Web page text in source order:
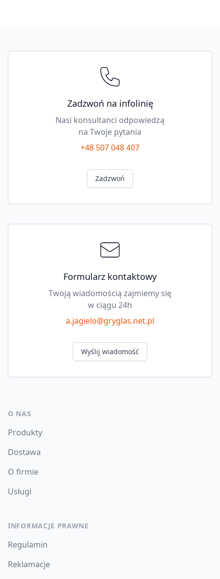
Zadzwoń na infolinię
Nasi konsultanci odpowiedzą
na Twoje pytania
+48 507 048 407
Zadzwoń
Formularz kontaktowy
Twoją wiadomością zajmiemy się
w ciągu 24h
a.jagielo@gryglas.net.pl
Wyślij wiadomość
O NAS
Produkty
Dostawa
O firmie
Usługi
INFORMACJE PRAWNE
Regulamin
Reklamacje